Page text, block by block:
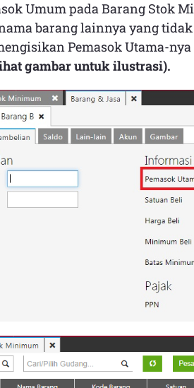
Umum pada Barang Stok
barang lainnya yang
Pemasok Utama-
gambar untuk ilustrasi).